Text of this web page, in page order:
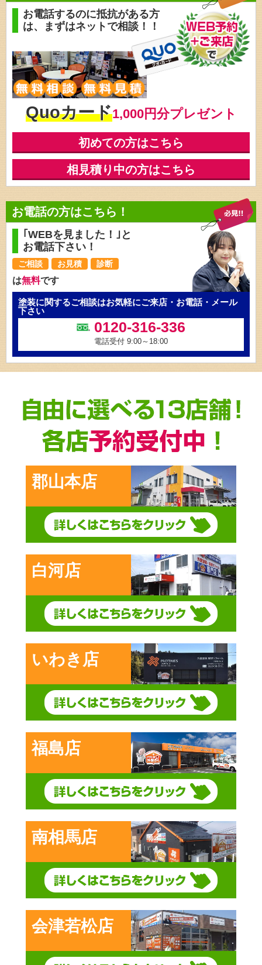
お電話するのに抵抗がある方
は、
まずはネットで相談！！
Quoカード1,000円分プレゼント
初めての方はこちら
相見積り中の方はこちら
お電話の方はこちら！
｢WEBを見ました！｣と
お電話下さい！
ご相談 お見積 診断
は無料です
塗装に関するご相談はお気軽にご来店・お電話・メール
下さい
0120-316-336
電話受付 9:00～18:00
郡山本店
白河店
いわき店
福島店
南相馬店
会津若松店